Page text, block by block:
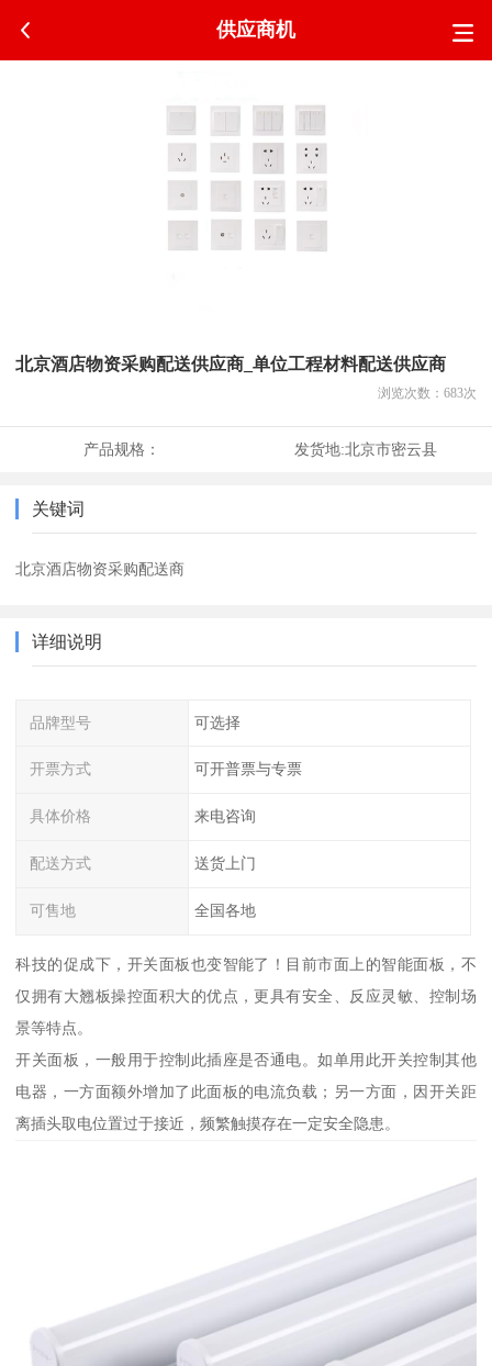
供应商机
北京酒店物资采购配送供应商_单位工程材料配送供应商
浏览次数： 683次
产品规格： 发货地:北京市密云县
关键词
北京酒店物资采购配送商
详细说明
品牌型号 可选择
开票方式 可开普票与专票
具体价格 来电咨询
配送方式 送货上门
可售地 全国各地
科技的促成下，开关面板也变智能了！目前市面上的智能面板，不
仅拥有大翘板操控面积大的优点，更具有安全、反应灵敏、控制场
景等特点。
开关面板，一般用于控制此插座是否通电。如单用此开关控制其他
电器，一方面额外增加了此面板的电流负载；另一方面，因开关距
离插头取电位置过于接近，频繁触摸存在一定安全隐患。